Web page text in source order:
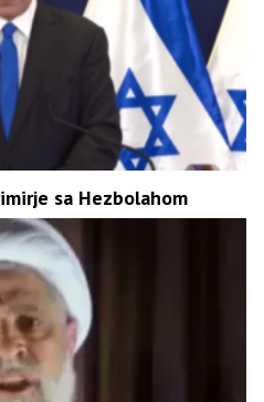
sa Hezbolahom